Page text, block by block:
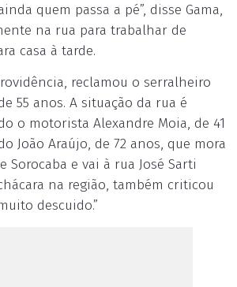
quem passa a pé”, disse Gama,
na rua para trabalhar de
casa à tarde.
reclamou o serralheiro
55 anos. A situação da rua é
o motorista Alexandre Moia, de 41
João Araújo, de 72 anos, que mora
Sorocaba e vai à rua José Sarti
na região, também criticou
descuido.”